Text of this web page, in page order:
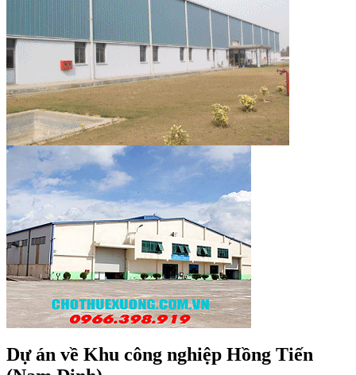
Dự án về Khu công nghiệp Hồng Tiến